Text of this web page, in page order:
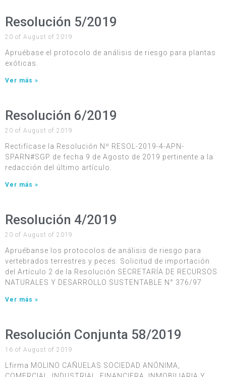
Resolución 5/2019
20 of August of 2019
Apruébase el protocolo de análisis de riesgo para plantas
exóticas.
Ver más »
Resolución 6/2019
20 of August of 2019
Rectifícase la Resolución Nº RESOL-2019-4-APN-
SPARN#SGP de fecha 9 de Agosto de 2019 pertinente a la
redacción del último artículo.
Ver más »
Resolución 4/2019
20 of August of 2019
Apruébanse los protocolos de análisis de riesgo para
vertebrados terrestres y peces. Solicitud de importación
del Artículo 2 de la Resolución SECRETARÍA DE RECURSOS
NATURALES Y DESARROLLO SUSTENTABLE N° 376/97
Ver más »
Resolución Conjunta 58/2019
16 of August of 2019
Lfirma MOLINO CAÑUELAS SOCIEDAD ANÓNIMA,